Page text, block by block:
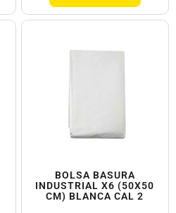
BOLSA BASURA
INDUSTRIAL X6 (50X50
CM) BLANCA CAL 2